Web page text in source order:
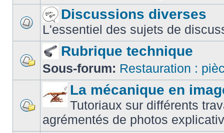
Discussions diverses
L'essentiel des sujets de
Rubrique technique
Sous-forum: Restauration :
La mécanique en
Tutoriaux sur différents
agrémentés de photos